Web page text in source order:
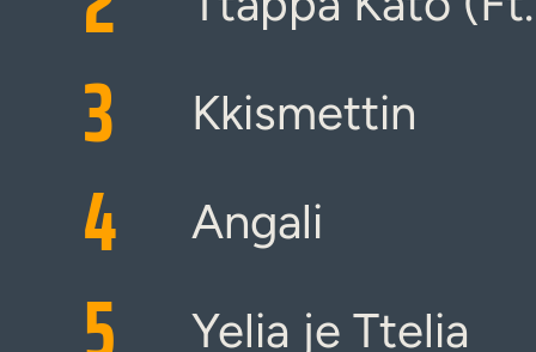
3 Kkismettin
4 Angali
Yelia je Ttelia